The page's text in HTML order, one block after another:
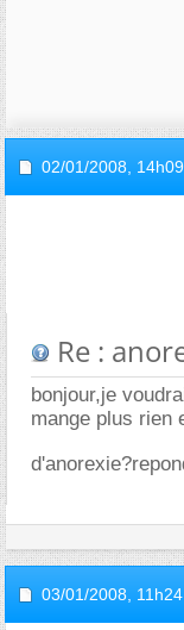
02/01/2008, 14h09
Re :
bonjour,je
mange plus rien
03/01/2008, 11h24